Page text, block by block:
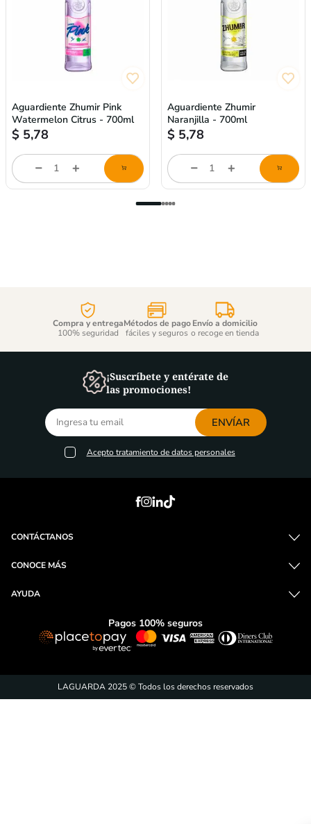
Aguardiente Zhumir Pink
Watermelon Citrus - 700ml
$ 5,78
Cantidad
producto
Aguardiente Zhumir
Naranjilla - 700ml
$ 5,78
Cantidad
producto
Compra y entrega
100% seguridad
Métodos de pago
fáciles y seguros
Envío a domicilio
o recoge en tienda
¡Suscríbete y entérate de
las promociones!
ENVÍAR
Acepto tratamiento de datos personales
CONTÁCTANOS
CONOCE MÁS
AYUDA
Pagos 100% seguros
LAGUARDA 2025 © Todos los derechos reservados